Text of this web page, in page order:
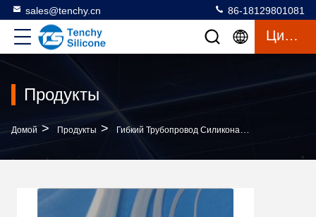
sales@tenchy.cn 86-18129801081
Цитата
Продукты
Домой > Продукты > Гибкий Трубопровод Силикона >